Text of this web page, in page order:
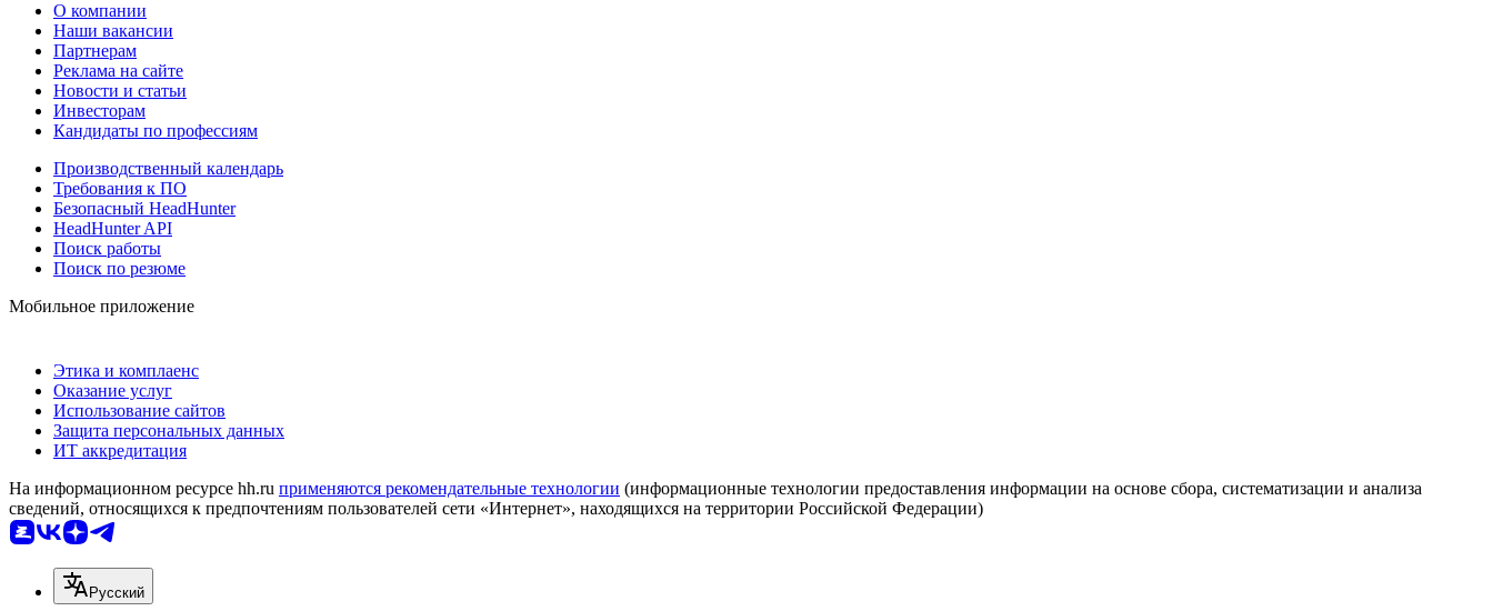
О компании
Наши вакансии
Партнерам
Реклама на сайте
Новости и статьи
Инвесторам
Кандидаты по профессиям
Производственный календарь
Требования к ПО
Безопасный HeadHunter
HeadHunter API
Поиск работы
Поиск по резюме
Мобильное приложение
Этика и комплаенс
Оказание услуг
Использование сайтов
Защита персональных данных
ИТ аккредитация
На информационном ресурсе hh.ru применяются рекомендательные технологии (информационные технологии предоставления информации на основе сбора, систематизации и анализа
сведений, относящихся к предпочтениям пользователей сети «Интернет», находящихся на территории Российской Федерации)
Русский